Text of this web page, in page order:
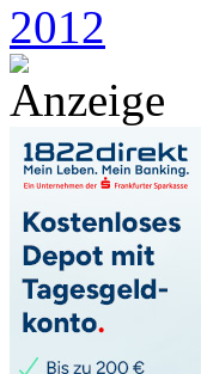
2012
Anzeige